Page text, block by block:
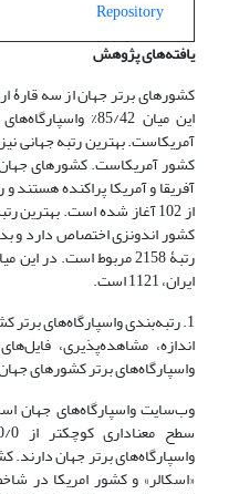
Repository
یافتههای پژوهش
کشورهای برتر جهان از سه قارۀ
این میان 85/42%
آمریکاست. بهترین رتبه جهانی
کشور آمریکاست. کشورهای جهان
آفریقا و آمریکا پراکنده هستند
از 102 آغاز شده است.
کشور اندونزی اختصاص دارد و
رتبۀ 2158 مربوط است. در
ایران، 1121 است.
1. رتبه‌بندی واسپارگاه‌های
اندازه، مشاهده‌پذیری،
واسپارگاه‌های برتر کشورهای
وب‌سایت واسپارگاه‌های جهان
واسپارگاه‌های برتر جهان
«اسکالر» و کشور امریکا در